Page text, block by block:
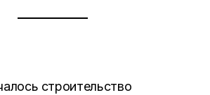
строительство